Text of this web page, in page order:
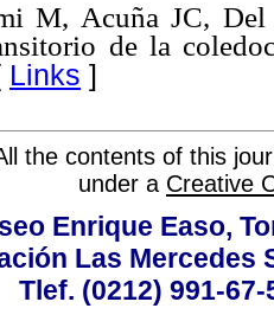
M, Acuña JC,
de la
Links ]
the contents of this
under a Creative
Enrique Easo,
Las Mercedes
Tlef. (0212) 991-